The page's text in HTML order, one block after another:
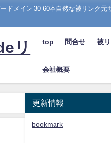
ドメイン 30-60本自然な被リンク元
リ top 問合せ 被
会社概要
更新情報
bookmark